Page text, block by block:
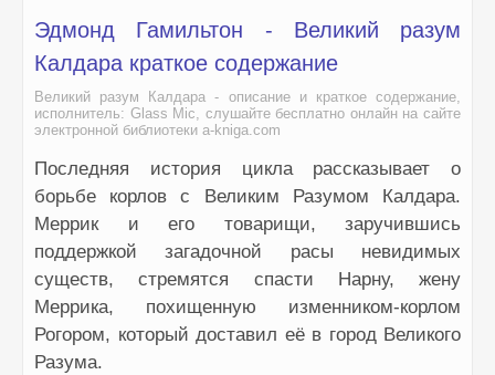
Эдмонд Гамильтон - Великий разум
Калдара краткое содержание
Великий разум Калдара - описание и краткое содержание,
исполнитель: Glass Mic, слушайте бесплатно онлайн на сайте
электронной библиотеки a-kniga.com
Последняя история цикла рассказывает о
борьбе корлов с Великим Разумом Калдара.
Меррик и его товарищи, заручившись
поддержкой загадочной расы невидимых
существ, стремятся спасти Нарну, жену
Меррика, похищенную изменником-корлом
Рогором, который доставил её в город Великого
Разума.